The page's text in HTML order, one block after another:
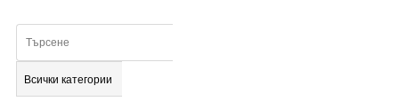
Всички категории